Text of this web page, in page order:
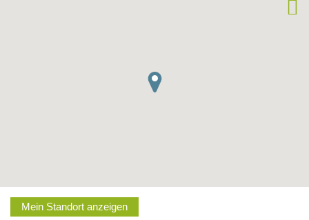
Mein Standort anzeigen